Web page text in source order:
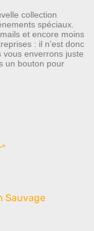
collection
spéciaux.
et encore moins
: il n’est donc
vous enverrons juste
un bouton pour
Sauvage